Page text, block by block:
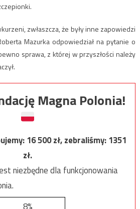
zwłaszcza, że były inne zapowiedzi
Mazurka odpowiedział na pytanie o
sprawa, z której w przyszłości należy
Magna Polonia!
16 500zł, zebraliśmy:1351
zł.
niezbędne dla funkcjonowania